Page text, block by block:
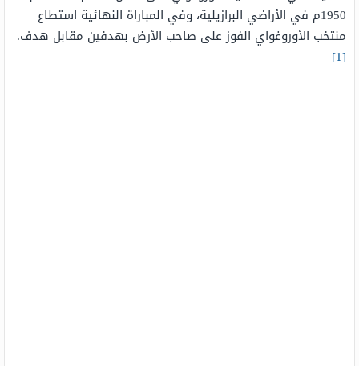
1950م في الأراضي البرازيلية، وفي المباراة النهائية استطاع
منتخب الأوروغواي الفوز على صاحب الأرض بهدفين مقابل هدف.
[1]